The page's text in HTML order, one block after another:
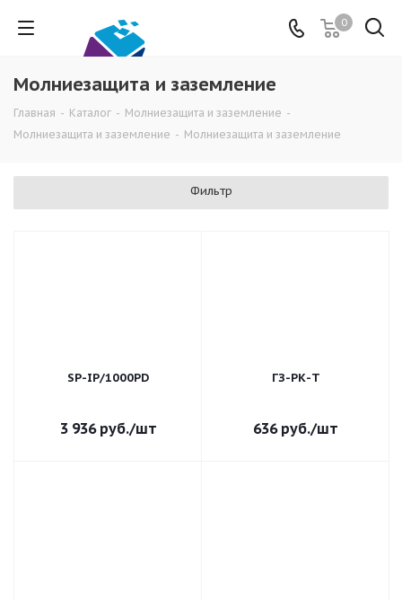
0
Молниезащита и заземление
Главная - Каталог - Молниезащита и заземление -
Молниезащита и заземление - Молниезащита и заземление
Фильтр
SP-IP/1000PD
3 936руб./шт
ГЗ-РК-Т
636руб./шт